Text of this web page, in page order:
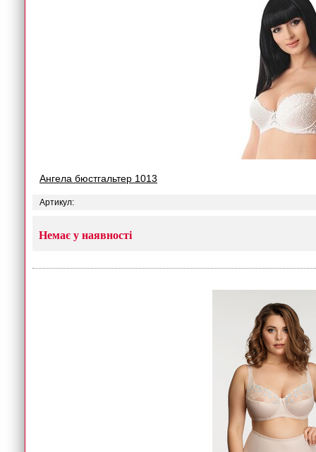
Ангела бюстгальтер 1013
Артикул:
Немає у наявності